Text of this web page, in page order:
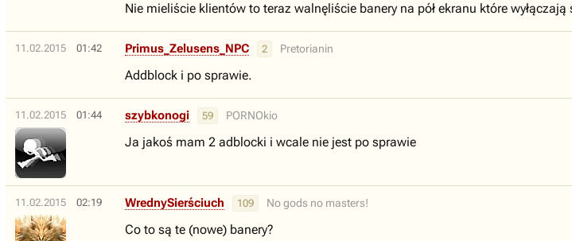
Nie mieliście klientów to teraz walnęliście banery na pół ekranu które
11.02.2015 01:42 Primus_Zelusens_NPC 2 Pretorianin
Addblock i po sprawie.
11.02.2015 01:44 szybkonogi 59 PORNOkio
Ja jakoś mam 2 adblocki i wcale nie jest po sprawie
11.02.2015 02:19 WrednySierściuch 109 No gods no masters!
Co to są te (nowe) banery?